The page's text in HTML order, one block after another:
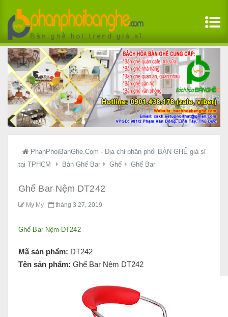
PhanPhoiBanGhe.Com - Địa chỉ phân phối BÀN GHẾ giá sỉ
tại TPHCM
Bàn Ghế Bar Ghế Ghế Bar
Ghế Bar Nệm DT242
My My tháng 3 27, 2019
Ghế Bar Nệm DT242
Mã sản phẩm: DT242
Tên sản phẩm: Ghế Bar Nệm DT242